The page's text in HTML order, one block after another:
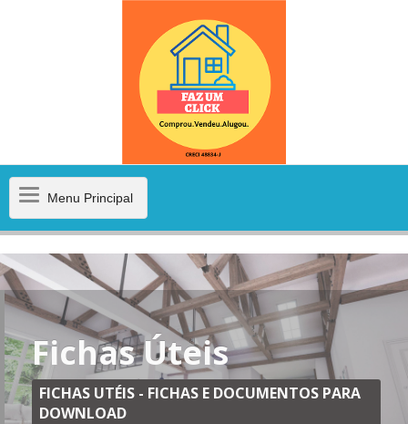
MenuMenu Principal
Fichas Úteis
FICHAS UTÉIS - FICHAS E DOCUMENTOS PARA
DOWNLOAD